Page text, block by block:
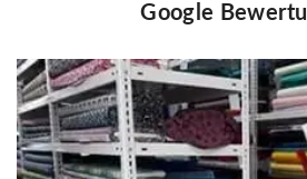
Google